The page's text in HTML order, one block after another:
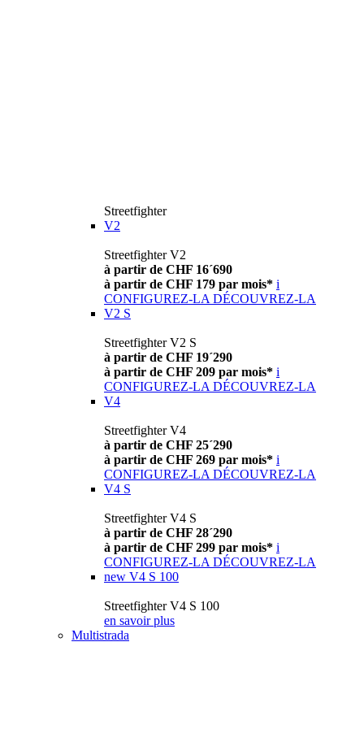
Streetfighter
V2
Streetfighter V2
à partir de CHF 16´690
à partir de CHF 179 par mois* i
CONFIGUREZ-LA DÉCOUVREZ-LA
V2 S
Streetfighter V2 S
à partir de CHF 19´290
à partir de CHF 209 par mois* i
CONFIGUREZ-LA DÉCOUVREZ-LA
V4
Streetfighter V4
à partir de CHF 25´290
à partir de CHF 269 par mois* i
CONFIGUREZ-LA DÉCOUVREZ-LA
V4 S
Streetfighter V4 S
à partir de CHF 28´290
à partir de CHF 299 par mois* i
CONFIGUREZ-LA DÉCOUVREZ-LA
new V4 S 100
Streetfighter V4 S 100
en savoir plus
Multistrada